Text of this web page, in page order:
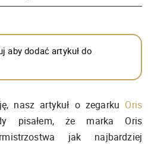
aby dodać artykuł do
nasz artykuł o zegarku Oris
pisałem, że marka Oris
jak najbardziej